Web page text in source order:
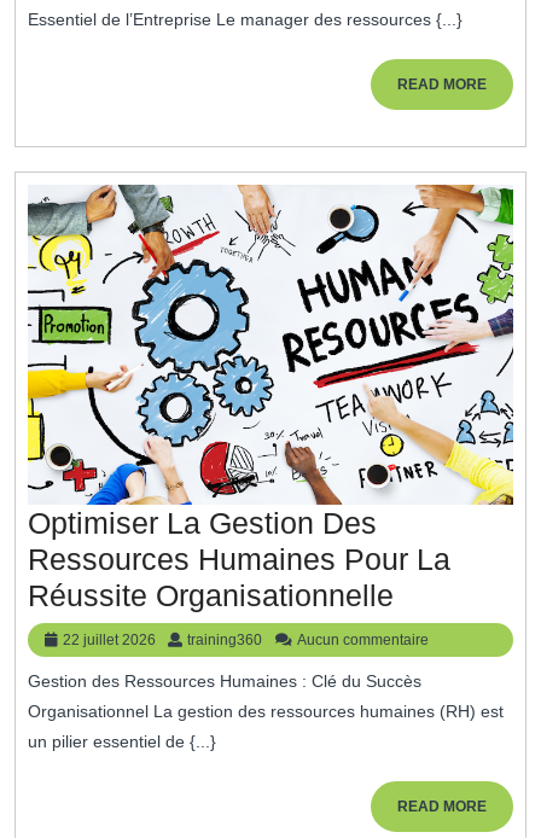
:
La
Gestion
Des
Ressources
Humaines
Essentiel de l’Entreprise Le manager des ressources {...}
READ MOREREAD
MORE
Optimiser La Gestion Des
Ressources Humaines Pour La
Réussite Organisationnelle
La
Gestion
Des
Humaines
Pour
22 juillet 2026
22
juillet
2026
training360 training360
Aucun commentaire
Gestion des Ressources Humaines : Clé du Succès
Organisationnel La gestion des ressources humaines (RH) est
un pilier essentiel de {...}
READ MOREREAD
MORE